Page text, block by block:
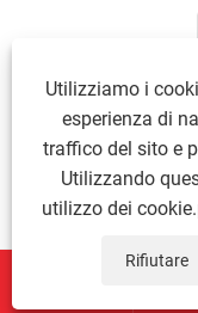
In qualità di
filetti a barra tonda
Se desideri
contattaci.
Utilizziamo i
esperienza di
traffico del sito e
Utilizzando
utilizzo dei cookie.
Rifiutare